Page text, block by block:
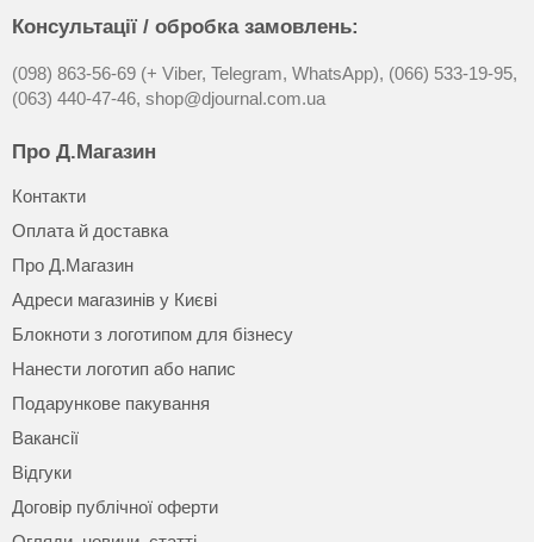
Консультації / обробка замовлень:
(098) 863-56-69 (+ Viber, Telegram, WhatsApp), (066) 533-19-95,
(063) 440-47-46, shop@djournal.com.ua
Про Д.Магазин
Контакти
Оплата й доставка
Про Д.Магазин
Адреси магазинів у Києві
Блокноти з логотипом для бізнесу
Нанести логотип або напис
Подарункове пакування
Вакансії
Відгуки
Договір публічної оферти